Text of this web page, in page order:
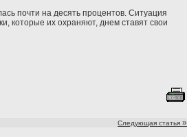
почти на десять процентов. Ситуация
которые их охраняют, днем ставят свои
Следующая статья »